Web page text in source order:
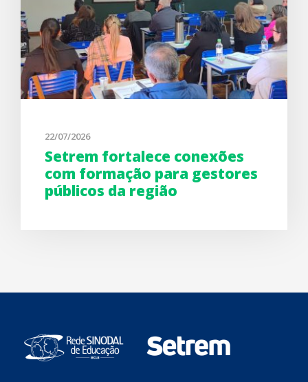
22/07/2026
Setrem fortalece conexões
com formação para gestores
públicos da região